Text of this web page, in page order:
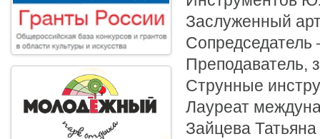
Заслуженный
Преподаватель,
Струнные
Лауреат
Зайцева